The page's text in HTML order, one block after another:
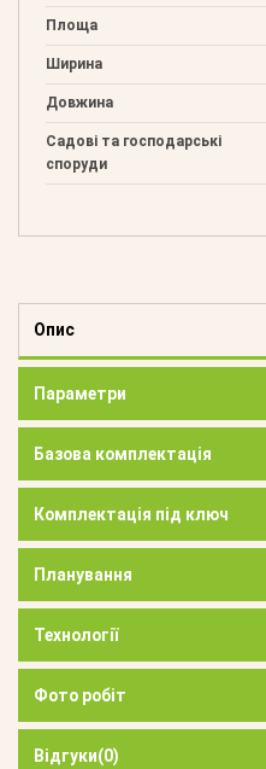
Площа
Ширина
Довжина
Садові та господарські
споруди
Опис
Параметри
Базова комплектація
Комплектація під ключ
Планування
Технології
Фото робіт
Відгуки(0)